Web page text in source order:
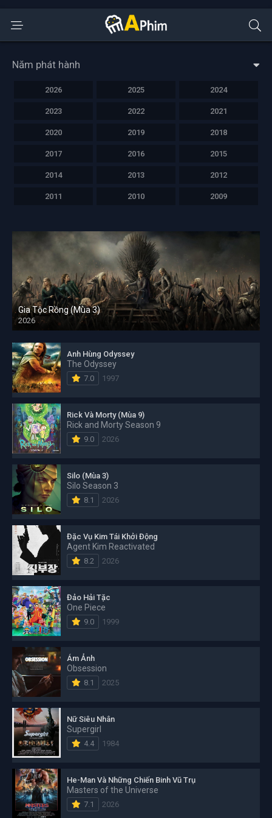
Năm phát hành
2026 2025 2024
2023 2022 2021
2020 2019 2018
2017 2016 2015
2014 2013 2012
2011 2010 2009
Gia Tộc Rồng (Mùa 3)
2026
Anh Hùng Odyssey
The Odyssey
7.0 1997
Rick Và Morty (Mùa 9)
Rick and Morty Season 9
9.0 2026
Silo (Mùa 3)
Silo Season 3
8.1 2026
Đặc Vụ Kim Tái Khởi Động
Agent Kim Reactivated
8.2 2026
Đảo Hải Tặc
One Piece
9.0 1999
Ám Ảnh
Obsession
8.1 2025
Nữ Siêu Nhân
Supergirl
4.4 1984
He-Man Và Những Chiến Binh Vũ Trụ
Masters of the Universe
7.1 2026